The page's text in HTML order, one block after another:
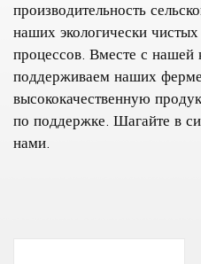
производительность
наших экологически
процессов. Вместе с нашей
поддерживаем наших
высококачественную
по поддержке. Шагайте в
нами.